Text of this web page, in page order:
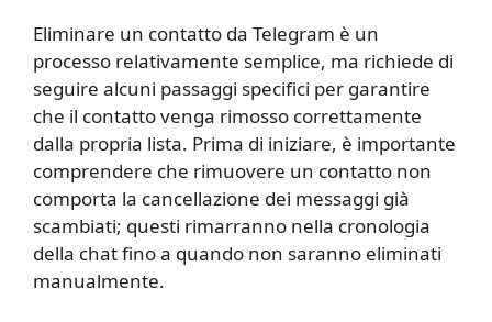
Eliminare un contatto da Telegram è un
processo relativamente semplice, ma richiede di
seguire alcuni passaggi specifici per garantire
che il contatto venga rimosso correttamente
dalla propria lista. Prima di iniziare, è importante
comprendere che rimuovere un contatto non
comporta la cancellazione dei messaggi già
scambiati; questi rimarranno nella cronologia
della chat fino a quando non saranno eliminati
manualmente.